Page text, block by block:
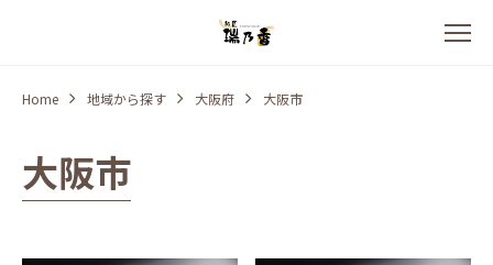
Home 地域から探す 大阪府 大阪市
大阪市